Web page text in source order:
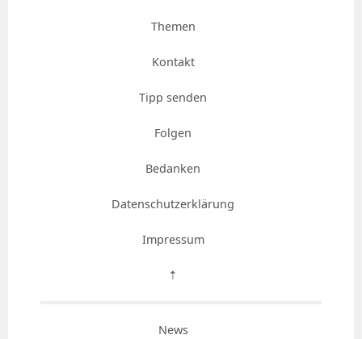
Themen
Kontakt
Tipp senden
Folgen
Bedanken
Datenschutzerklärung
Impressum
⇡
News